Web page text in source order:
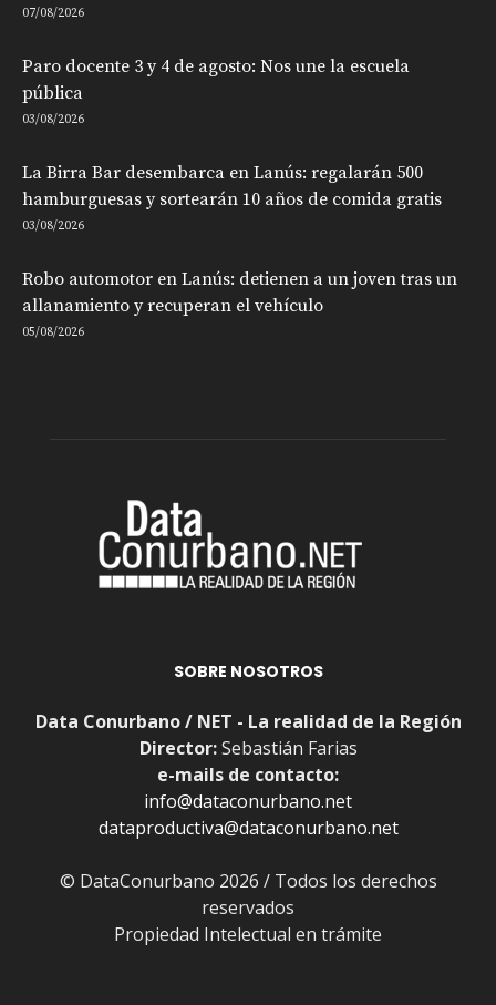
07/08/2026
Paro docente 3 y 4 de agosto: Nos une la escuela
pública
03/08/2026
La Birra Bar desembarca en Lanús: regalarán 500
hamburguesas y sortearán 10 años de comida gratis
03/08/2026
Robo automotor en Lanús: detienen a un joven tras un
allanamiento y recuperan el vehículo
05/08/2026
SOBRE NOSOTROS
Data Conurbano / NET - La realidad de la Región
Director:Sebastián Farias
e-mails de contacto:
info@dataconurbano.net
dataproductiva@dataconurbano.net
© DataConurbano 2026 / Todos los derechos
reservados
Propiedad Intelectual en trámite